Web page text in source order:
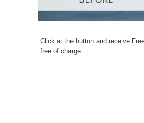
Click at the button and receive
free of charge.